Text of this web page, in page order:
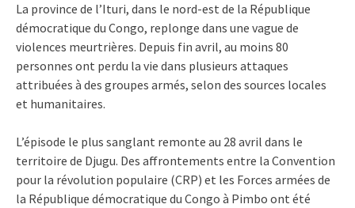
La province de l’Ituri, dans le nord-est de la République
démocratique du Congo, replonge dans une vague de
violences meurtrières. Depuis fin avril, au moins 80
personnes ont perdu la vie dans plusieurs attaques
attribuées à des groupes armés, selon des sources locales
et humanitaires.
L’épisode le plus sanglant remonte au 28 avril dans le
territoire de Djugu. Des affrontements entre la Convention
pour la révolution populaire (CRP) et les Forces armées de
la République démocratique du Congo à Pimbo ont été